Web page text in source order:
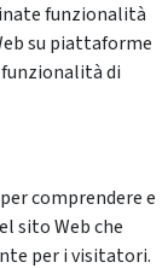
funzionalità
su piattaforme
di
comprendere e
sito Web che
per i visitatori.